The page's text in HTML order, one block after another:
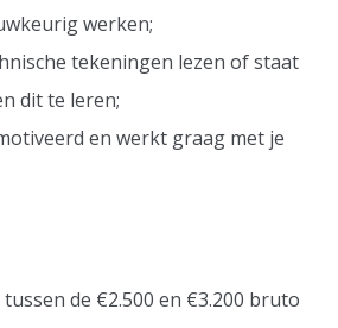
werken;
tekeningen lezen of staat
dit te leren;
en werkt graag met je
tussen de €2.500 en €3.200 bruto